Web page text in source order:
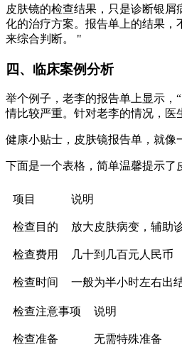
皮肤镜的检查结果，只是诊断银
化的治疗方案。报告单上的结果，
来综合判断。 "
四、临床案例分析
举个例子，老李的报告单上显示，
情比较严重。针对老李的情况，医
健康小贴士，皮肤镜报告单，就像
下面是一个表格，简单温馨提示了
项目 说明
检查目的 放大皮肤病变，辅助
检查费用 几十到几百元人民币
检查时间 一般为半小时左右出
检查注意事项 说明
检查准备 无需特殊准备